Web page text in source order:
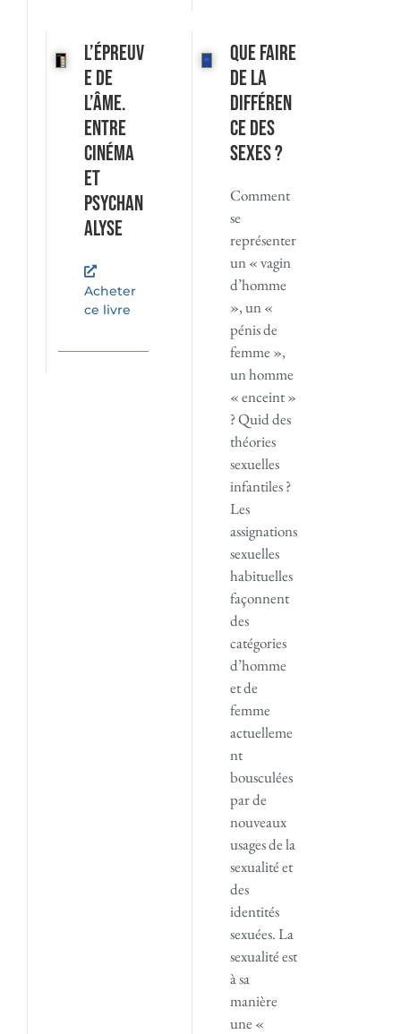
L’Épreuv
e de
l’âme.
Entre
cinéma
et
psychan
alyse
Acheter
ce livre
Que faire
de la
différen
ce des
sexes ?
Comment
se
représenter
un « vagin
d’homme
», un «
pénis de
femme »,
un homme
« enceint »
? Quid des
théories
sexuelles
infantiles ?
Les
assignations
sexuelles
habituelles
façonnent
des
catégories
d’homme
et de
femme
actuelleme
nt
bousculées
par de
nouveaux
usages de la
sexualité et
des
identités
sexuées. La
sexualité est
à sa
manière
une «